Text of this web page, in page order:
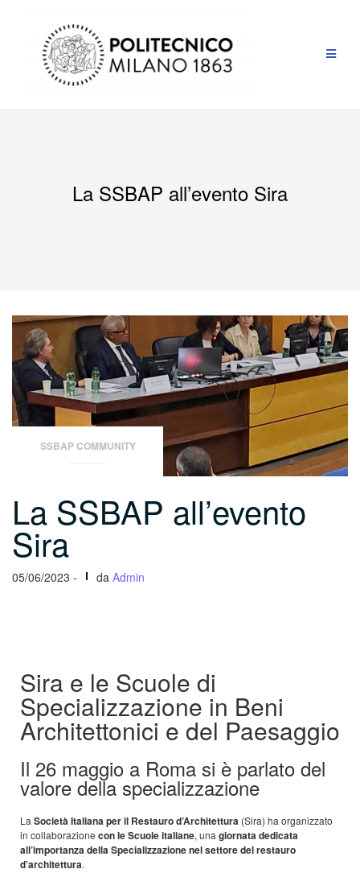
La SSBAP all’evento Sira
SSBAP COMMUNITY
La SSBAP all’evento
Sira
05/06/2023 - da Admin
Sira e le Scuole di
Specializzazione in Beni
Architettonici e del Paesaggio
Il 26 maggio a Roma si è parlato del
valore della specializzazione
La Società Italiana per il Restauro d’Architettura (Sira) ha organizzato
in collaborazione con le Scuole italiane, una giornata dedicata
all’importanza della Specializzazione nel settore del restauro
d’architettura.